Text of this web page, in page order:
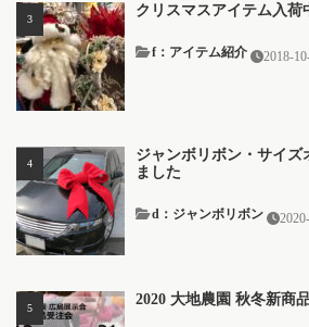
クリスマスアイテム入荷
2018-
f：アイテム紹介
ジャンボリボン・サイズ
ました
d：ジャンボリボン
2020 大地農園 秋冬新商